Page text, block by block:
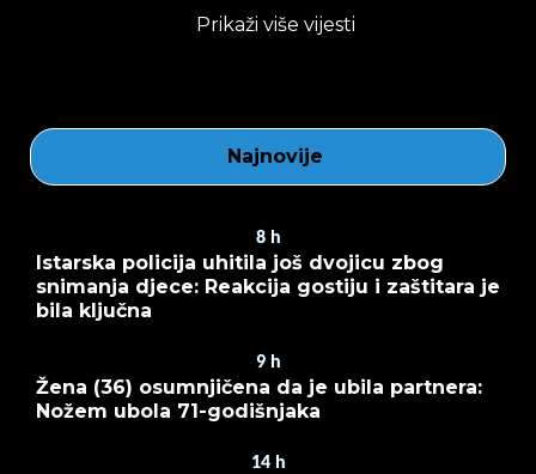
Prikaži više vijesti
Najnovije
8 h
Istarska policija uhitila još dvojicu zbog
snimanja djece: Reakcija gostiju i zaštitara je
bila ključna
9 h
Žena (36) osumnjičena da je ubila partnera:
Nožem ubola 71-godišnjaka
14 h